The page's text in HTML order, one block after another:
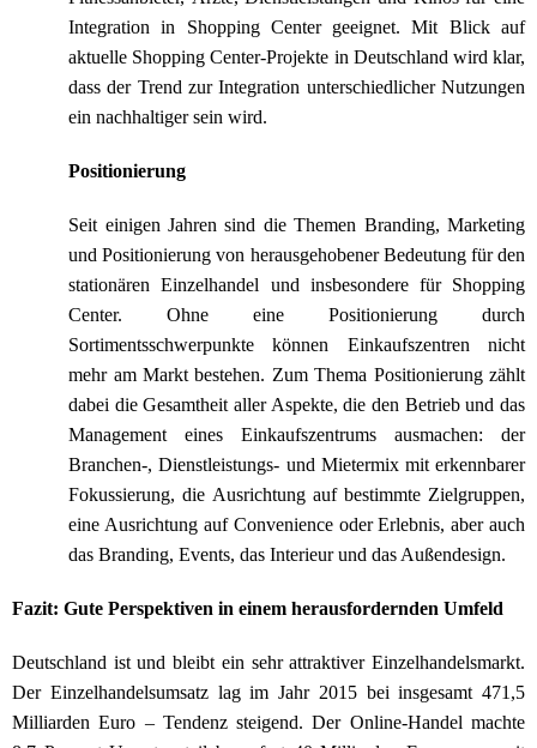
Integration in Shopping Center geeignet. Mit Blick auf
aktuelle Shopping Center-Projekte in Deutschland wird klar,
dass der Trend zur Integration unterschiedlicher Nutzungen
ein nachhaltiger sein wird.
Positionierung
Seit einigen Jahren sind die Themen Branding, Marketing
und Positionierung von herausgehobener Bedeutung für den
stationären Einzelhandel und insbesondere für Shopping
Center. Ohne eine Positionierung durch
Sortimentsschwerpunkte können Einkaufszentren nicht
mehr am Markt bestehen. Zum Thema Positionierung zählt
dabei die Gesamtheit aller Aspekte, die den Betrieb und das
Management eines Einkaufszentrums ausmachen: der
Branchen-, Dienstleistungs- und Mietermix mit erkennbarer
Fokussierung, die Ausrichtung auf bestimmte Zielgruppen,
eine Ausrichtung auf Convenience oder Erlebnis, aber auch
das Branding, Events, das Interieur und das Außendesign.
Fazit: Gute Perspektiven in einem herausfordernden Umfeld
Deutschland ist und bleibt ein sehr attraktiver Einzelhandelsmarkt.
Der Einzelhandelsumsatz lag im Jahr 2015 bei insgesamt 471,5
Milliarden Euro – Tendenz steigend. Der Online-Handel machte